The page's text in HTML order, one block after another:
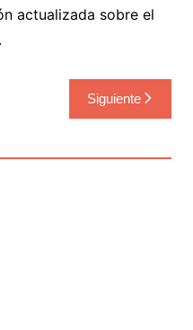
actualizada sobre el
Siguiente